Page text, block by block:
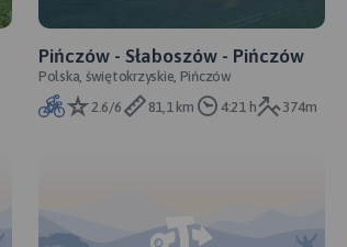
Pińczów - Słaboszów - Pińczów
Polska, świętokrzyskie, Pińczów
2.6/6
81,1 km 4:21 h 374m